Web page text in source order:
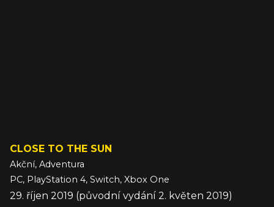
CLOSE TO THE SUN
Akční, Adventura
PC, PlayStation 4, Switch, Xbox One
29. říjen 2019 (původní vydání 2. květen 2019)